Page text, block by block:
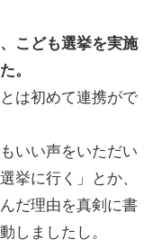
こども選挙を実施
。
は初めて連携がで
いい声をいただい
挙に行く」とか、
だ理由を真剣に書
しましたし。